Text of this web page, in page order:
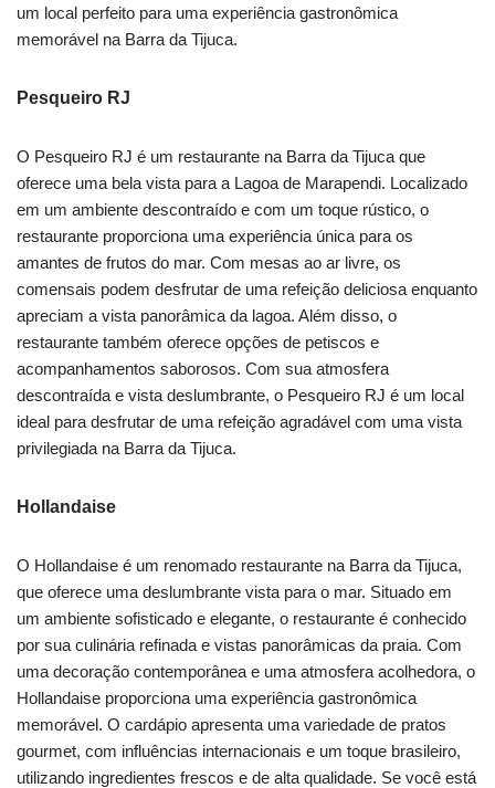
um local perfeito para uma experiência gastronômica
memorável na Barra da Tijuca.
Pesqueiro RJ
O Pesqueiro RJ é um restaurante na Barra da Tijuca que
oferece uma bela vista para a Lagoa de Marapendi. Localizado
em um ambiente descontraído e com um toque rústico, o
restaurante proporciona uma experiência única para os
amantes de frutos do mar. Com mesas ao ar livre, os
comensais podem desfrutar de uma refeição deliciosa enquanto
apreciam a vista panorâmica da lagoa. Além disso, o
restaurante também oferece opções de petiscos e
acompanhamentos saborosos. Com sua atmosfera
descontraída e vista deslumbrante, o Pesqueiro RJ é um local
ideal para desfrutar de uma refeição agradável com uma vista
privilegiada na Barra da Tijuca.
Hollandaise
O Hollandaise é um renomado restaurante na Barra da Tijuca,
que oferece uma deslumbrante vista para o mar. Situado em
um ambiente sofisticado e elegante, o restaurante é conhecido
por sua culinária refinada e vistas panorâmicas da praia. Com
uma decoração contemporânea e uma atmosfera acolhedora, o
Hollandaise proporciona uma experiência gastronômica
memorável. O cardápio apresenta uma variedade de pratos
gourmet, com influências internacionais e um toque brasileiro,
utilizando ingredientes frescos e de alta qualidade. Se você está